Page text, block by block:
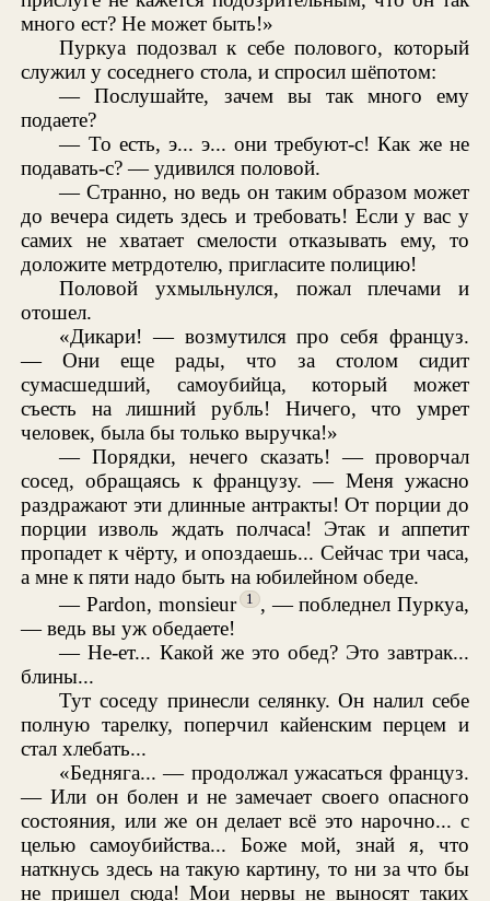
много ест? Не может быть!»
Пуркуа подозвал к себе полового, который
служил у соседнего стола, и спросил шёпотом:
— Послушайте, зачем вы так много ему
подаете?
— То есть, э... э... они требуют-с! Как же не
подавать-с? — удивился половой.
— Странно, но ведь он таким образом может
до вечера сидеть здесь и требовать! Если у вас у
самих не хватает смелости отказывать ему, то
доложите метрдотелю, пригласите полицию!
Половой ухмыльнулся, пожал плечами и
отошел.
«Дикари! — возмутился про себя француз.
— Они еще рады, что за столом сидит
сумасшедший, самоубийца, который может
съесть на лишний рубль! Ничего, что умрет
человек, была бы только выручка!»
— Порядки, нечего сказать! — проворчал
сосед, обращаясь к французу. — Меня ужасно
раздражают эти длинные антракты! От порции до
порции изволь ждать полчаса! Этак и аппетит
пропадет к чёрту, и опоздаешь... Сейчас три часа,
а мне к пяти надо быть на юбилейном обеде.
— Pardon, monsieur
1 , — побледнел Пуркуа,
— ведь вы уж обедаете!
— Не-ет... Какой же это обед? Это завтрак...
блины...
Тут соседу принесли селянку. Он налил себе
полную тарелку, поперчил кайенским перцем и
стал хлебать...
«Бедняга... — продолжал ужасаться француз.
— Или он болен и не замечает своего опасного
состояния, или же он делает всё это нарочно... с
целью самоубийства... Боже мой, знай я, что
наткнусь здесь на такую картину, то ни за что бы
не пришел сюда! Мои нервы не выносят таких